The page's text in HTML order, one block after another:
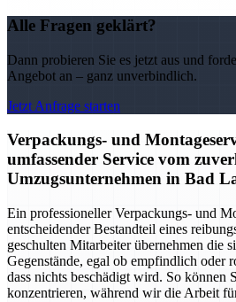
Alle Fragen geklärt?
Dann probieren Sie es jetzt aus und
Angebot an – ganz unverbindlich.
Jetzt Anfrage starten
Verpackungs- und
umfassender Service vom
Umzugsunternehmen in Bad
Ein professioneller Verpackungs- und
entscheidender Bestandteil eines
geschulten Mitarbeiter übernehmen die
Gegenstände, egal ob empfindlich oder
dass nichts beschädigt wird. So können
konzentrieren, während wir die Arbeit